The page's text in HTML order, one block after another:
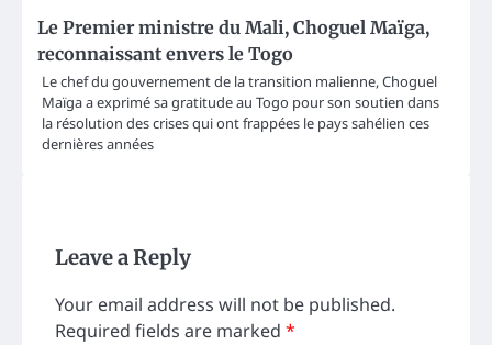
Le Premier ministre du Mali, Choguel Maïga,
reconnaissant envers le Togo
Le chef du gouvernement de la transition malienne, Choguel
Maïga a exprimé sa gratitude au Togo pour son soutien dans
la résolution des crises qui ont frappées le pays sahélien ces
dernières années
Leave a Reply
Your email address will not be published.
Required fields are marked *